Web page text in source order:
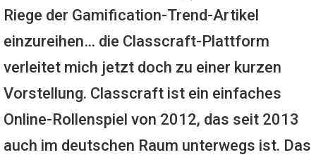
Riege der Gamification-Trend-Artikel
einzureihen… die Classcraft-Plattform
verleitet mich jetzt doch zu einer kurzen
Vorstellung. Classcraft ist ein einfaches
Online-Rollenspiel von 2012, das seit 2013
auch im deutschen Raum unterwegs ist. Das